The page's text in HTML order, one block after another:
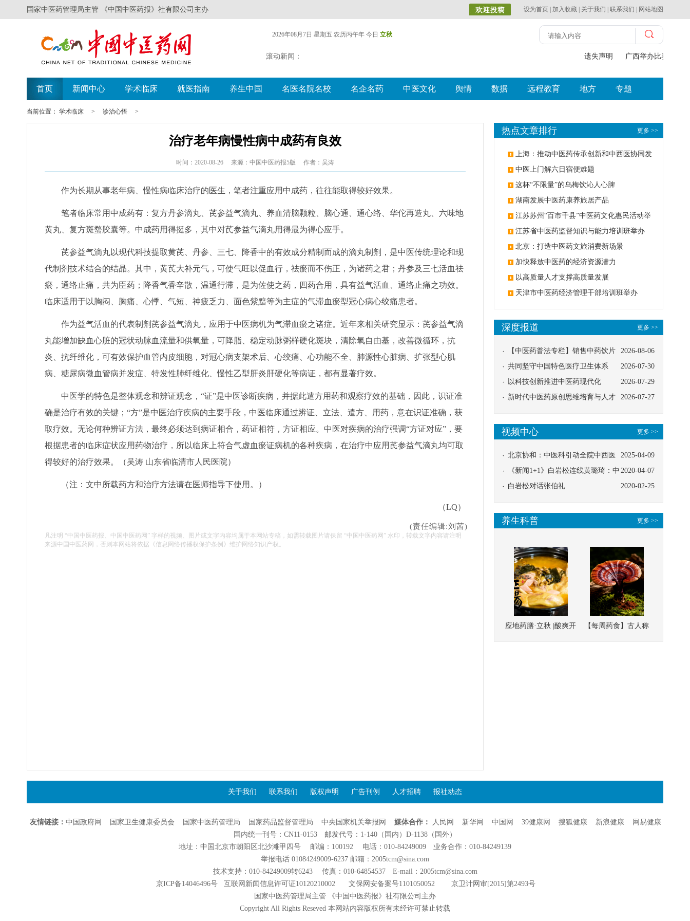
国家中医药管理局主管 《中国中医药报》社有限公司主办 设为首页 加入收藏 关于我们 联系我们 网站地图
2026年08月7日 星期五 农历丙午年 今日 立秋
滚动新闻： 遗失声明 广西举办比赛探索
首页 新闻中心 学术临床 就医指南 养生中国 名医名院名校 名企名药 中医文化 舆情 数据 远程教育 地方 专题
当前位置： 学术临床 > 诊治心悟 >
治疗老年病慢性病中成药有良效
时间：2020-08-26 来源：中国中医药报5版 作者：吴涛
作为长期从事老年病、慢性病临床治疗的医生，笔者注重应用中成药，往往能取得较好效果。
笔者临床常用中成药有：复方丹参滴丸、芪参益气滴丸、养血清脑颗粒、脑心通、通心络、华佗再造丸、六味地
黄丸、复方斑蝥胶囊等。中成药用得挺多，其中对芪参益气滴丸用得最为得心应手。
芪参益气滴丸以现代科技提取黄芪、丹参、三七、降香中的有效成分精制而成的滴丸制剂，是中医传统理论和现
代制剂技术结合的结晶。其中，黄芪大补元气，可使气旺以促血行，祛瘀而不伤正，为诸药之君；丹参及三七活血祛
瘀，通络止痛，共为臣药；降香气香辛散，温通行滞，是为佐使之药，四药合用，具有益气活血、通络止痛之功效。
临床适用于以胸闷、胸痛、心悸、气短、神疲乏力、面色紫黯等为主症的气滞血瘀型冠心病心绞痛患者。
作为益气活血的代表制剂芪参益气滴丸，应用于中医病机为气滞血瘀之诸症。近年来相关研究显示：芪参益气滴
丸能增加缺血心脏的冠状动脉血流量和供氧量，可降脂、稳定动脉粥样硬化斑块，清除氧自由基，改善微循环，抗
炎、抗纤维化，可有效保护血管内皮细胞，对冠心病支架术后、心绞痛、心功能不全、肺源性心脏病、扩张型心肌
病、糖尿病微血管病并发症、特发性肺纤维化、慢性乙型肝炎肝硬化等病证，都有显著疗效。
中医学的特色是整体观念和辨证观念，“证”是中医诊断疾病，并据此遣方用药和观察疗效的基础，因此，识证准
确是治疗有效的关键；“方”是中医治疗疾病的主要手段，中医临床通过辨证、立法、遣方、用药，意在识证准确，获
取疗效。无论何种辨证方法，最终必须达到病证相合，药证相符，方证相应。中医对疾病的治疗强调“方证对应”，要
根据患者的临床症状应用药物治疗，所以临床上符合气虚血瘀证病机的各种疾病，在治疗中应用芪参益气滴丸均可取
得较好的治疗效果。（吴涛 山东省临清市人民医院）
（注：文中所载药方和治疗方法请在医师指导下使用。）
（LQ）
(责任编辑:刘茜)
凡注明 “中国中医药报、中国中医药网” 字样的视频、图片或文字内容均属于本网站专稿，如需转载图片请保留 “中国中医药网” 水印，转载文字内容请注明
来源中国中医药网，否则本网站将依据《信息网络传播权保护条例》维护网络知识产权。
更多 >>
热点文章排行
上海：推动中医药传承创新和中西医协同发
展 中医上门解六日宿便难题
这杯“不限量”的乌梅饮沁人心脾
湖南发展中医药康养旅居产品
江苏苏州“百市千县”中医药文化惠民活动举
办 江苏省中医药监督知识与能力培训班举办
北京：打造中医药文旅消费新场景
加快释放中医药的经济资源潜力
以高质量人才支撑高质量发展
天津市中医药经济管理干部培训班举办
更多 >>
深度报道
2026-08-06
【中医药普法专栏】销售中药饮片
应告知煎服方法及注意事项
2026-07-30
共同坚守中国特色医疗卫生体系
2026-07-29
以科技创新推进中医药现代化
2026-07-27
新时代中医药原创思维培育与人才
更多 >>
视频中心
2025-04-09
北京协和：中医科引动全院中西医
协同
2020-04-07
《新闻1+1》白岩松连线黄璐琦：中
医救治的临床效果
2020-02-25
白岩松对话张伯礼
更多 >>
养生科普
应地药膳·立秋 |酸爽开
【每周药食】古人称
关于我们 联系我们 版权声明 广告刊例 人才招聘 报社动态
友情链接： 中国政府网 国家卫生健康委员会 国家中医药管理局 国家药品监督管理局 中央国家机关举报网 媒体合作： 人民网 新华网 中国网 39健康网 搜狐健康 新浪健康
网易健康
国内统一刊号：CN11-0153 邮发代号：1-140（国内）D-1138（国外）
地址：中国北京市朝阳区北沙滩甲四号 邮编：100192 电话：010-84249009 业务合作：010-84249139
举报电话 01084249009-6237 邮箱：2005tcm@sina.com
技术支持：010-84249009转6243 传真：010-64854537 E-mail：2005tcm@sina.com
京ICP备14046496号
互联网新闻信息许可证10120210002文保网安备案号1101050052 京卫计网审[2015]第2493号
国家中医药管理局主管 《中国中医药报》社有限公司主办
Copyright All Rights Reseved 本网站内容版权所有未经许可禁止转载